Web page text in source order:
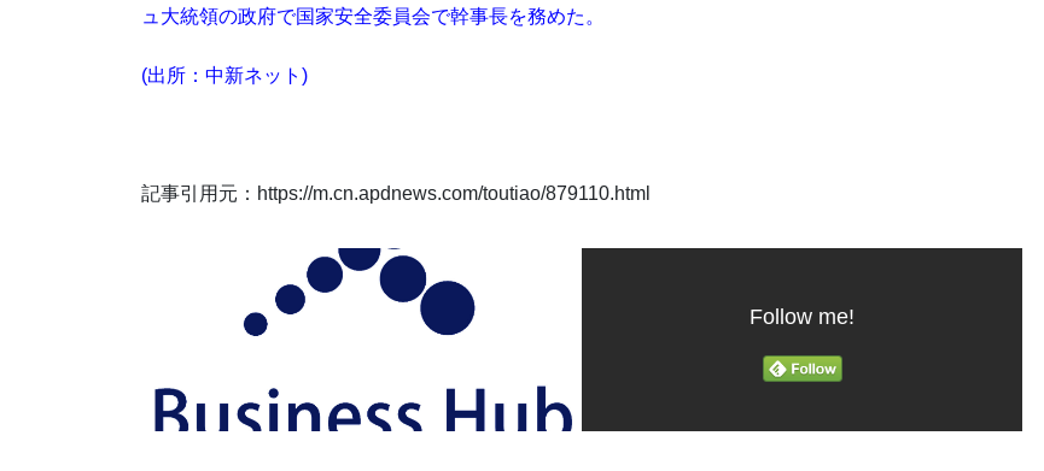
ュ大統領の政府で国家安全委員会で幹事長を務めた。
(出所：中新ネット)
記事引用元：https://m.cn.apdnews.com/toutiao/879110.html
Follow me!